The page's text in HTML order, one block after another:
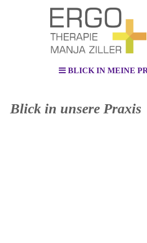
BLICK IN MEINE
Blick in unsere Praxis